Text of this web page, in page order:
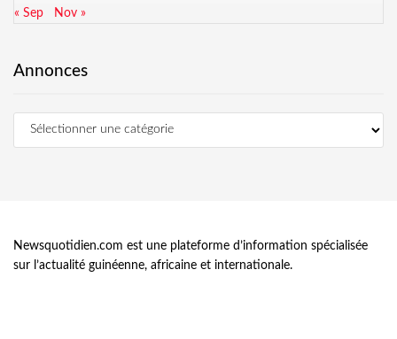
« Sep Nov »
Annonces
Newsquotidien.com est une plateforme d’information spécialisée
sur l’actualité guinéenne, africaine et internationale.